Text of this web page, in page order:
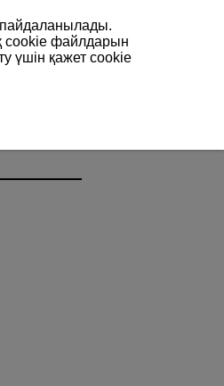
пайдаланылады.
cookie файлдарын
үшін қажет cookie